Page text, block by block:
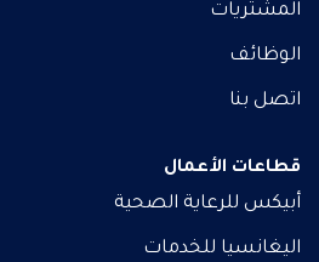
المشتريات
الوظائف
اتصل بنا
قطاعات الأعمال
أبيكس للرعاية الصحية
اليغانسيا للخدمات